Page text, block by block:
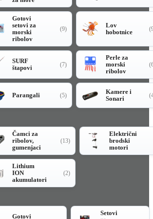
Gotovi
setovi za
morski
ribolov
(9)
Lov
hobotnice
SURF
štapovi
(7)
Perle za
morski
ribolov
Parangali (5)
Kamere i
Sonari
Čamci za
ribolov,
gumenjaci
(13)
Električni
brodski
motori
Lithium
ION
akumulatori
(2)
Gotovi
Setovi